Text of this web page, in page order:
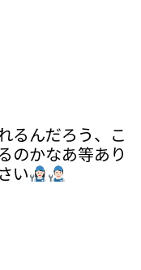
るんだろう、こ
のかなあ等あり
い